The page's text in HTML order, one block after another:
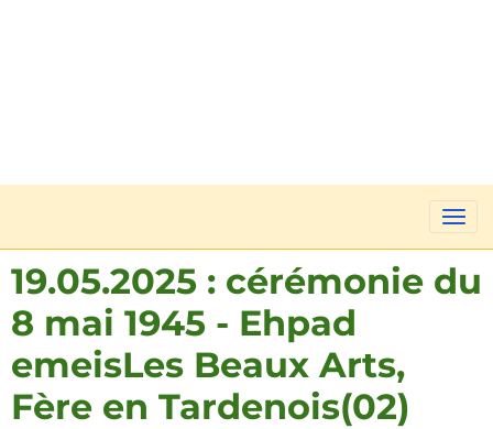
19.05.2025 : cérémonie du
8 mai 1945 - Ehpad
emeisLes Beaux Arts,
Fère en Tardenois(02)